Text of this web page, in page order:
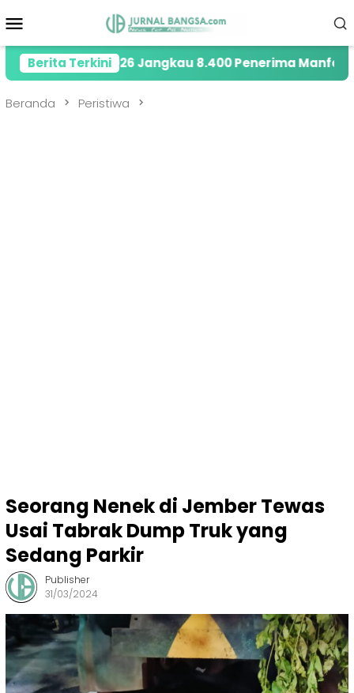
ke
Mobile
Berita Terkini
2026 Jangkau 8.400 Penerima Manfaat melalui
Beranda Peristiwa
Seorang Nenek di Jember Tewas
Usai Tabrak Dump Truk yang
Sedang Parkir
Publisher
31/03/2024